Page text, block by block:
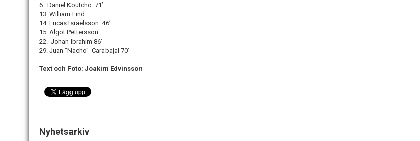
6. Daniel Koutcho 71’
13. William Lind
14. Lucas Israelsson 46’
15. Algot Pettersson
22. Johan Ibrahim 86’
29. Juan "Nacho" Carabajal 70’
Text och Foto: Joakim Edvinsson
Nyhetsarkiv